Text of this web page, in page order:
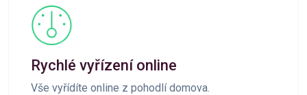
Rychlé vyřízení online
Vše vyřídíte online z pohodlí domova.